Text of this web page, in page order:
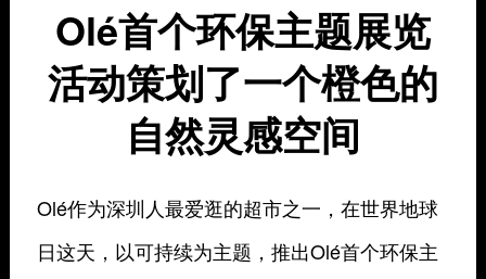
Olé首个环保主题展览
活动策划了一个橙色的
自然灵感空间
Olé作为深圳人最爱逛的超市之一，在世界地球
日这天，以可持续为主题，推出Olé首个环保主